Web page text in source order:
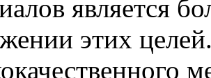
является
этих